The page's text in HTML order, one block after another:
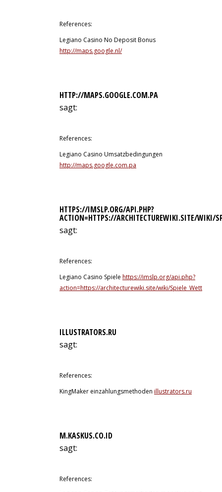
References:
Legiano Casino No Deposit Bonus
http://maps.google.nl/
HTTP://MAPS.GOOGLE.COM.PA
sagt:
References:
Legiano Casino Umsatzbedingungen
http://maps.google.com.pa
HTTPS://IMSLP.ORG/API.PHP?
ACTION=HTTPS://ARCHITECTUREWIKI.SITE/WIKI/
sagt:
References:
Legiano Casino Spiele https://imslp.org/api.php?
action=https://architecturewiki.site/wiki/
ILLUSTRATORS.RU
sagt:
References:
KingMaker einzahlungsmethoden illustrators.ru
M.KASKUS.CO.ID
sagt:
References: